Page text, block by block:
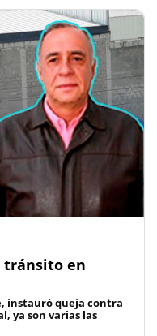
tránsito en
instauró queja contra
ya son varias las